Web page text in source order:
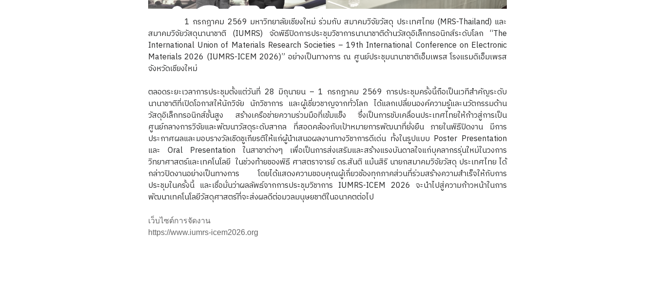
1 กรกฎาคม 2569 มหาวิทยาลัยเชียงใหม่ ร่วมกับ สมาคมวิจัยวัสดุ ประเทศไทย (MRS-Thailand) และ
สมาคมวิจัยวัสดุนานาชาติ (IUMRS) จัดพิธีปิดการประชุมวิชาการนานาชาติด้านวัสดุอิเล็กทรอนิกส์ระดับโลก “The
International Union of Materials Research Societies – 19th International Conference on Electronic
Materials 2026 (IUMRS-ICEM 2026)” อย่างเป็นทางการ ณ ศูนย์ประชุมนานาชาติเอ็มเพรส โรงแรมดิเอ็มเพรส
จังหวัดเชียงใหม่
ตลอดระยะเวลาการประชุมตั้งแต่วันที่ 28 มิถุนายน – 1 กรกฎาคม 2569 การประชุมครั้งนี้ถือเป็นเวทีสำคัญระดับ
นานาชาติที่เปิดโอกาสให้นักวิจัย นักวิชาการ และผู้เชี่ยวชาญจากทั่วโลก ได้แลกเปลี่ยนองค์ความรู้และนวัตกรรมด้าน
วัสดุอิเล็กทรอนิกส์ขั้นสูง สร้างเครือข่ายความร่วมมือที่เข้มแข็ง ซึ่งเป็นการขับเคลื่อนประเทศไทยให้ก้าวสู่การเป็น
ศูนย์กลางการวิจัยและพัฒนาวัสดุระดับสากล ที่สอดคล้องกับเป้าหมายการพัฒนาที่ยั่งยืน ภายในพิธีปิดงาน มีการ
ประกาศผลและมอบรางวัลเชิดชูเกียรติให้แก่ผู้นำเสนอผลงานทางวิชาการดีเด่น ทั้งในรูปแบบ Poster Presentation
และ Oral Presentation ในสาขาต่างๆ เพื่อเป็นการส่งเสริมและสร้างแรงบันดาลใจแก่บุคลากรรุ่นใหม่ในวงการ
วิทยาศาสตร์และเทคโนโลยี ในช่วงท้ายของพิธี ศาสตราจารย์ ดร.สันติ แม้นสิริ นายกสมาคมวิจัยวัสดุ ประเทศไทย ได้
กล่าวปิดงานอย่างเป็นทางการ โดยได้แสดงความขอบคุณผู้เกี่ยวข้องทุกภาคส่วนที่ร่วมสร้างความสำเร็จให้กับการ
ประชุมในครั้งนี้ และเชื่อมั่นว่าผลลัพธ์จากการประชุมวิชาการ IUMRS-ICEM 2026 จะนำไปสู่ความก้าวหน้าในการ
พัฒนาเทคโนโลยีวัสดุศาสตร์ที่จะส่งผลดีต่อมวลมนุษยชาติในอนาคตต่อไป
เว็บไซต์การจัดงาน
https://www.iumrs-icem2026.org